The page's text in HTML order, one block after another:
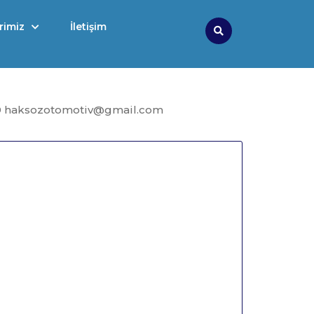
İletişim
haksozotomotiv@gmail.com